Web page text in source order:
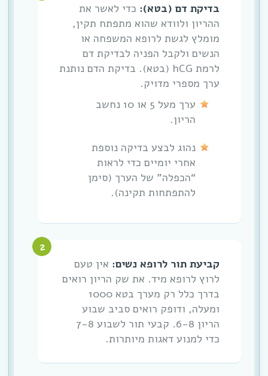
בדיקת דם (בטא): כדי לאשר את
ההריון ולוודא שהוא מתפתח תקין,
מומלץ לגשת לרופא המשפחה או
הנשים ולקבל הפניה לבדיקת דם
לרמת hCG (בטא). בדיקת הדם נותנת
ערך מספרי מדויק.
ערך מעל 5 או 10 נחשב
הריון.
נהוג לבצע בדיקה נוספת
אחרי יומיים כדי לראות
“הכפלה” של הערך (סימן
להתפתחות תקינה).
קביעת תור לרופא נשים: אין טעם
לרוץ לרופא מיד. את שק הריון רואים
בדרך כלל רק מערך בטא 1000
ומעלה, ודופק רואים סביב שבוע
הריון 6-8. קבעי תור לשבוע 7-8
כדי למנוע דאגות מיותרות.